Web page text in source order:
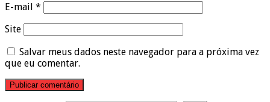
E-mail *
Site
Salvar meus dados neste navegador para a próxima vez
que eu comentar.